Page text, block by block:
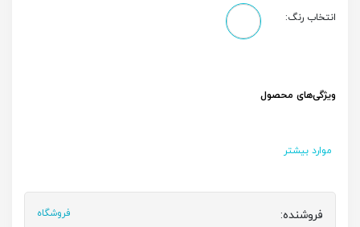
انتخاب رنگ:
ویژگی‌های محصول
موارد بیشتر
فروشنده: فروشگاه